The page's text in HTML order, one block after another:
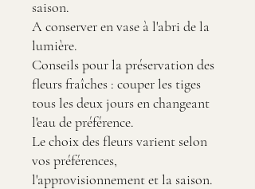
saison.
A conserver en vase à l'abri de la
lumière.
Conseils pour la préservation des
fleurs fraîches : couper les tiges
tous les deux jours en changeant
l'eau de préférence.
Le choix des fleurs varient selon
vos préférences,
l'approvisionnement et la saison.